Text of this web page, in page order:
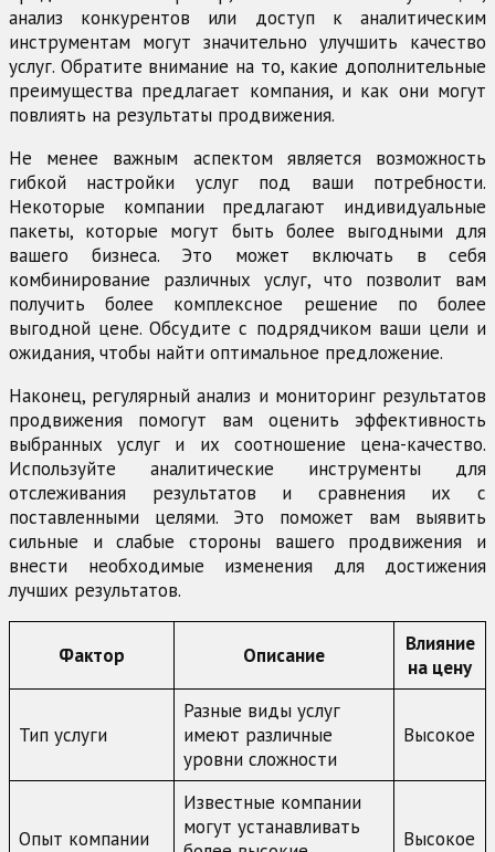
анализ конкурентов или доступ к аналитическим
инструментам могут значительно улучшить качество
услуг. Обратите внимание на то, какие дополнительные
преимущества предлагает компания, и как они могут
повлиять на результаты продвижения.
Не менее важным аспектом является возможность
гибкой настройки услуг под ваши потребности.
Некоторые компании предлагают индивидуальные
пакеты, которые могут быть более выгодными для
вашего бизнеса. Это может включать в себя
комбинирование различных услуг, что позволит вам
получить более комплексное решение по более
выгодной цене. Обсудите с подрядчиком ваши цели и
ожидания, чтобы найти оптимальное предложение.
Наконец, регулярный анализ и мониторинг результатов
продвижения помогут вам оценить эффективность
выбранных услуг и их соотношение цена-качество.
Используйте аналитические инструменты для
отслеживания результатов и сравнения их с
поставленными целями. Это поможет вам выявить
сильные и слабые стороны вашего продвижения и
внести необходимые изменения для достижения
лучших результатов.
Фактор Описание
Влияние
на цену
Тип услуги
Разные виды услуг
имеют различные
уровни сложности
Высокое
Опыт компании
Известные компании
могут устанавливать
Высокое